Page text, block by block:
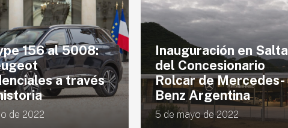
156 al 5008:
a través
de 2022
Inauguración en Salta
del Concesionario
Rolcar de Mercedes-
Benz Argentina
5 de mayo de 2022